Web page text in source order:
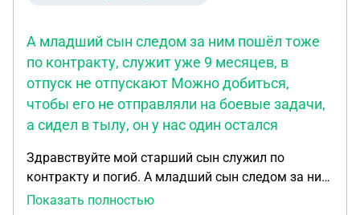
А младший сын следом за ним пошёл тоже
по контракту, служит уже 9 месяцев, в
отпуск не отпускают Можно добиться,
чтобы его не отправляли на боевые задачи,
а сидел в тылу, он у нас один остался
Здравствуйте мой старший сын служил по
контракту и погиб. А младший сын следом за ним
пошёл тоже по контракту, служит уже 9 месяцев, в
Показать полностью